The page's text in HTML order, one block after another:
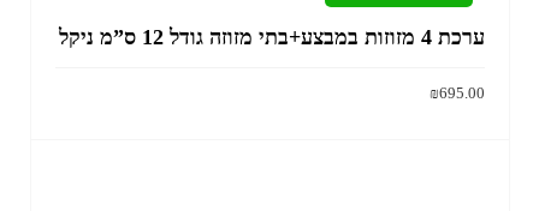
ערכת 4 מזוזות במבצע+בתי מזוזה גודל 12 ס”מ ניקל
₪695.00